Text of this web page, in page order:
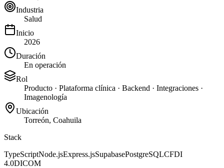
Industria
Salud
Inicio
2026
Duración
En operación
Rol
Producto · Plataforma clínica · Backend · Integraciones ·
Imagenología
Ubicación
Torreón, Coahuila
Stack
TypeScriptNode.jsExpress.jsSupabasePostgreSQLCFDI
4.0DICOM